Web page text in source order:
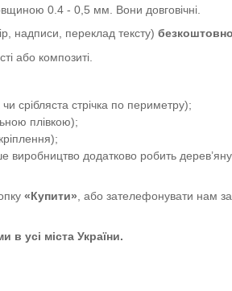
0.4 - 0,5 мм. Вони довговічні.
надписи, переклад тексту) безкоштовно
або композиті.
срібляста стрічка по периметру);
плівкою);
виробництво додатково робить
«Купити» , або зателефонувати нам
усі міста України.